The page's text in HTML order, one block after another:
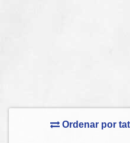
Ordenar por